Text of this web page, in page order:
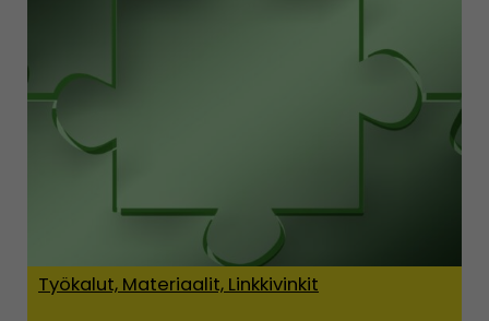
Työkalut, Materiaalit, Linkkivinkit